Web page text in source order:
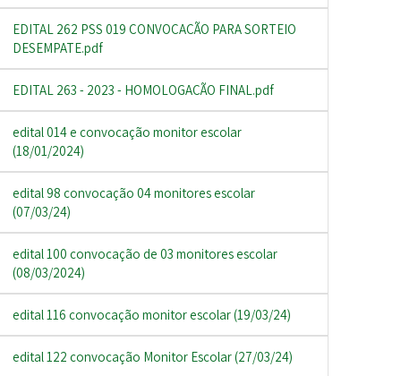
EDITAL 262 PSS 019 CONVOCAÇÃO PARA SORTEIO
DESEMPATE.pdf
EDITAL 263 - 2023 - HOMOLOGAÇÃO FINAL.pdf
edital 014 e convocação monitor escolar
(18/01/2024)
edital 98 convocação 04 monitores escolar
(07/03/24)
edital 100 convocação de 03 monitores escolar
(08/03/2024)
edital 116 convocação monitor escolar (19/03/24)
edital 122 convocação Monitor Escolar (27/03/24)